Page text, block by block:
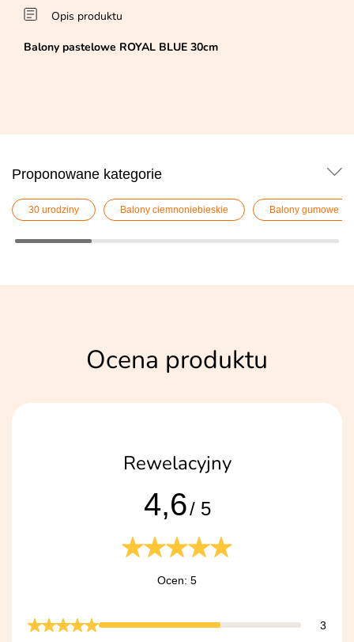
Opis produktu
Balony pastelowe ROYAL BLUE 30cm
Proponowane kategorie
30 urodziny Balony ciemnoniebieskie Balony gumowe
Ocena produktu
Rewelacyjny
4,6/ 5
Ocen: 5
3